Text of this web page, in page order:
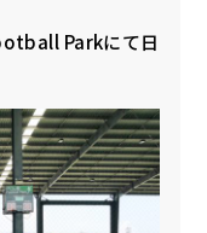
Parkにて日